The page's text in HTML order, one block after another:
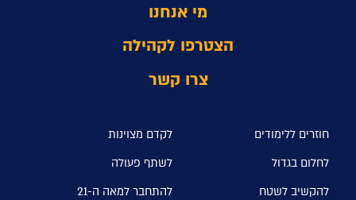
מי אנחנו
הצטרפו לקהילה
צרו קשר
חוזרים ללימודים
לקדם מצוינות
לחלום בגדול
לשתף פעולה
להקשיב לשטח
להתחבר למאה ה-21